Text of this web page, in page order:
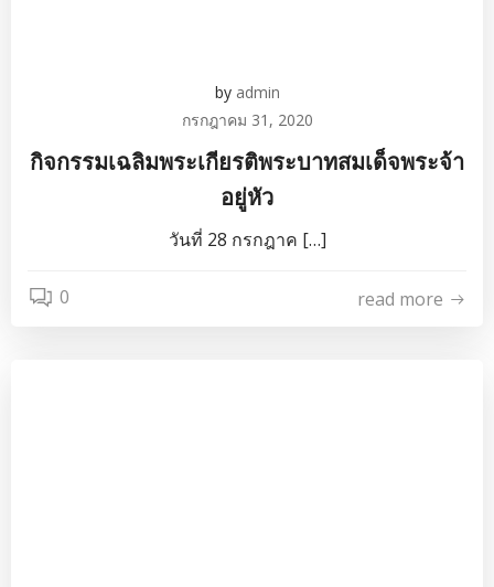
by admin
กรกฎาคม 31, 2020
กิจกรรมเฉลิมพระเกียรติพระบาทสมเด็จพระจ้า
อยู่หัว
วันที่ 28 กรกฎาค […]
0 read more